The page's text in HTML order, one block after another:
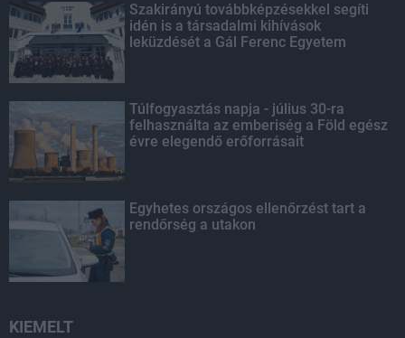
Szakirányú továbbképzésekkel segíti
idén is a társadalmi kihívások
leküzdését a Gál Ferenc Egyetem
Túlfogyasztás napja - július 30-ra
felhasználta az emberiség a Föld egész
évre elegendő erőforrásait
Egyhetes országos ellenőrzést tart a
rendőrség a utakon
KIEMELT